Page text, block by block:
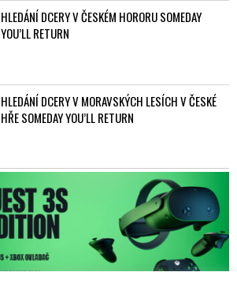
HLEDÁNÍ DCERY V ČESKÉM HORORU SOMEDAY
YOU’LL RETURN
HLEDÁNÍ DCERY V MORAVSKÝCH LESÍCH V ČESKÉ
HŘE SOMEDAY YOU’LL RETURN